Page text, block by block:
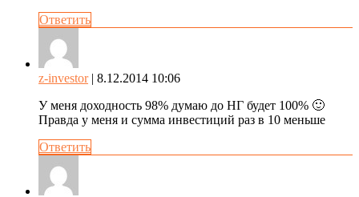
Ответить
z-investor | 8.12.2014 10:06
У меня доходность 98% думаю до НГ будет 100% 🙂
Правда у меня и сумма инвестиций раз в 10 меньше
Ответить